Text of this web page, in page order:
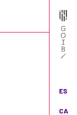
ES
CA